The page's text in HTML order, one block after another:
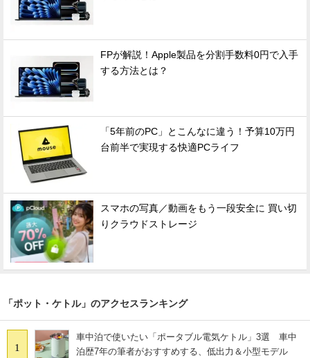
FPが解説！Apple製品を分割手数料0円で入手
する方法とは？
「5年前のPC」とこんなに違う！予算10万円
台前半で実現する快適PCライフ
スマホの写真／動画をもう一段安全に 買い切
りクラウドストレージ
「ポット・ケトル」のアクセスランキング
1
車中泊で使いたい「ポータブル電気ケトル」3選 車中
泊歴7年の筆者がおすすめする、低出力＆小型モデル